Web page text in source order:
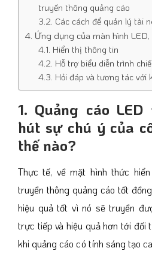
truyền thông quảng cáo
3.2. Các cách để quản lý tài
4. Ứng dụng của màn hình
4.1. Hiển thị thông tin
4.2. Hỗ trợ biểu diễn trình
4.3. Hỏi đáp và tương tác với
1. Quảng cáo
hút sự chú ý của
thế nào?
Thực tế, về mặt hình thức
truyền thông quảng cáo tốt
hiệu quả tốt vì nó sẽ truyền
trực tiếp và hiệu quả hơn tới đối
khi quảng cáo có tính sáng tạo